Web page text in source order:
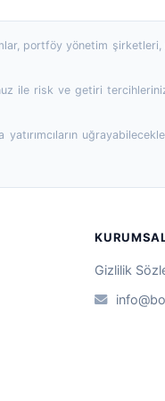
portföy yönetim
ile risk ve getiri
Gizlilik